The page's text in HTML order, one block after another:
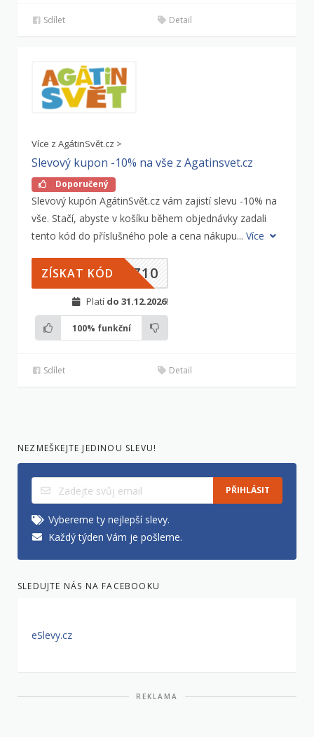
Sdílet Detail
Více z AgátinSvět.cz >
Slevový kupon -10% na vše z Agatinsvet.cz
Doporučený
Slevový kupón AgátinSvět.cz vám zajistí slevu -10% na
vše. Stačí, abyste v košíku během objednávky zadali
tento kód do příslušného pole a cena nákupu... Více
CZ10
ZÍSKAT KÓD
Platí do 31.12.2026!
100% funkční
Sdílet Detail
NEZMEŠKEJTE JEDINOU SLEVU!
PŘIHLÁSIT
Vybereme ty nejlepší slevy.
Každý týden Vám je pošleme.
SLEDUJTE NÁS NA FACEBOOKU
eSlevy.cz
REKLAMA